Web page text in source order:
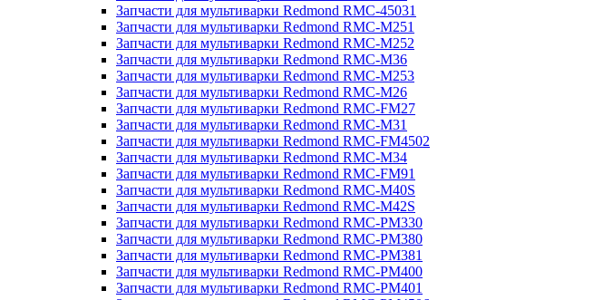
Запчасти для мультиварки Redmond RMC-45031
Запчасти для мультиварки Redmond RMC-M251
Запчасти для мультиварки Redmond RMC-M252
Запчасти для мультиварки Redmond RMC-M36
Запчасти для мультиварки Redmond RMC-M253
Запчасти для мультиварки Redmond RMC-M26
Запчасти для мультиварки Redmond RMC-FM27
Запчасти для мультиварки Redmond RMC-M31
Запчасти для мультиварки Redmond RMC-FM4502
Запчасти для мультиварки Redmond RMC-M34
Запчасти для мультиварки Redmond RMC-FM91
Запчасти для мультиварки Redmond RMC-M40S
Запчасти для мультиварки Redmond RMC-M42S
Запчасти для мультиварки Redmond RMC-PM330
Запчасти для мультиварки Redmond RMC-PM380
Запчасти для мультиварки Redmond RMC-PM381
Запчасти для мультиварки Redmond RMC-PM400
Запчасти для мультиварки Redmond RMC-PM401